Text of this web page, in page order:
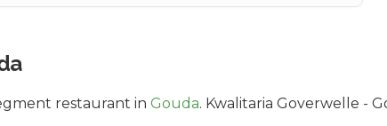
restaurant in Gouda. Kwalitaria Goverwelle -